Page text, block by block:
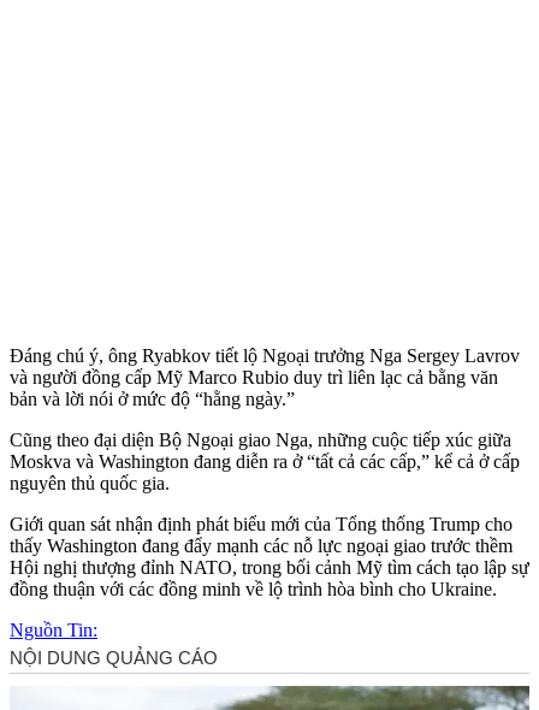
Đáng chú ý, ông Ryabkov tiết lộ Ngoại trưởng Nga Sergey Lavrov
và người đồng cấp Mỹ Marco Rubio duy trì liên lạc cả bằng văn
bản và lời nói ở mức độ “hằng ngày.”
Cũng theo đại diện Bộ Ngoại giao Nga, những cuộc tiếp xúc giữa
Moskva và Washington đang diễn ra ở “tất cả các cấp,” kể cả ở cấp
nguyên thủ quốc gia.
Giới quan sát nhận định phát biểu mới của Tổng thống Trump cho
thấy Washington đang đẩy mạnh các nỗ lực ngoại giao trước thềm
Hội nghị thượng đỉnh NATO, trong bối cảnh Mỹ tìm cách tạo lập sự
đồng thuận với các đồng minh về lộ trình hòa bình cho Ukraine.
Nguồn Tin: